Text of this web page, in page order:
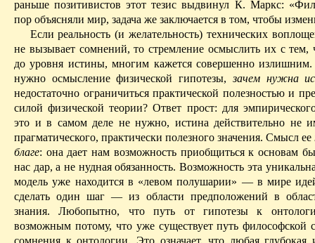
раньше позитивистов этот тезис выдвинул К. Маркс:
пор объясняли мир, задача же заключается в том, чтобы
Если реальность (и желательность) технических
не вызывает сомнений, то стремление осмыслить их с тем,
до уровня истины, многим кажется совершенно
нужно осмысление физической гипотезы,зачем нужна
недостаточно ограничиться практической полезностью и
силой физической теории? Ответ прост: для
это и в самом деле не нужно, истина действительно не
прагматического, практически полезного значения. Смысл ее
благе: она дает нам возможность приобщиться к основам
нас дар, а не нудная обязанность. Возможность эта
модель уже находится в «левом полушарии» — в мире
сделать один шаг — из об­ласти предположений в
знания. Любопытно, что путь от гипотезы к
возможным потому, что уже существует путь философской